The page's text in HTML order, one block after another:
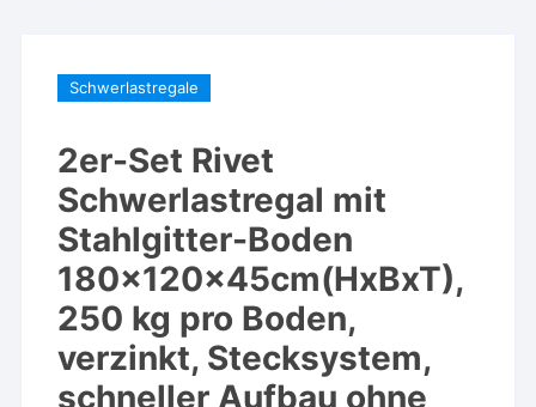
Schwerlastregale
2er-Set Rivet
Schwerlastregal mit
Stahlgitter-Boden
180x120x45cm(HxBxT),
250 kg pro Boden,
verzinkt, Stecksystem,
schneller Aufbau ohne